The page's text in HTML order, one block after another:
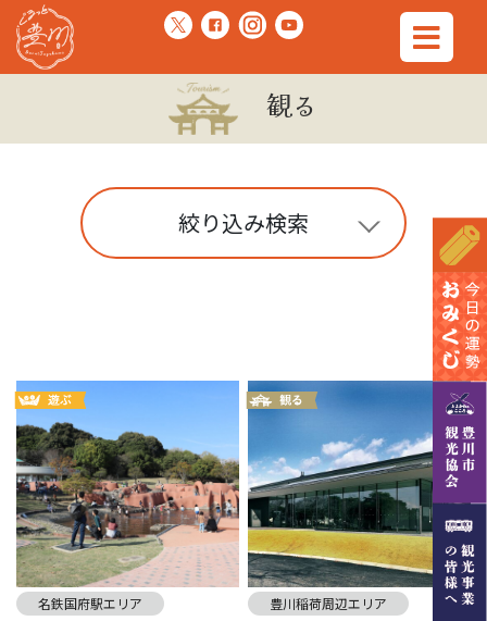
観る
絞り込み検索
名鉄国府駅エリア 豊川稲荷周辺エリア